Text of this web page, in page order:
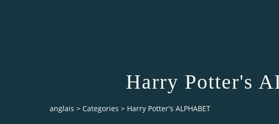
Harry Potter's
anglais > Categories > Harry Potter's ALPHABET